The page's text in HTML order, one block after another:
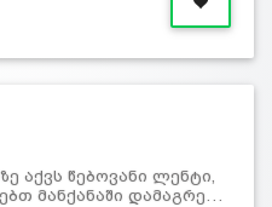
აქვს წებოვანი ლენტი,
მანქანაში დამაგრე…